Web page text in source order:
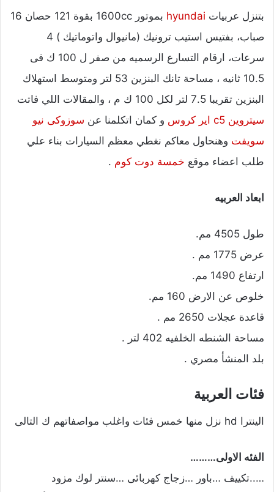
بتنزل عربيات hyundai
بموتور 1600cc بقوة 121 حصان 16
صباب، بفتيس استيب ترونيك (مانيوال واتوماتيك ) 4
سرعات، ارقام التسارع الرسميه من صفر ل 100 ك فى
10.5 ثانيه ، مساحة تانك البنزين 53 لتر ومتوسط استهلاك
البنزين تقريبا 7.5 لتر لكل 100 ك م ، والمقالات اللي فاتت
سيتروين c5 اير كروس
و كمان اتكلمنا عن سوزوكى نيو
سويفت وهنحاول معاكم نغطي معظم السيارات بناء علي
طلب اعضاء موقع خمسة دوت كوم .
ابعاد العربيه
طول 4505 مم.
عرض 1775 مم .
ارتفاع 1490 مم.
خلوص عن الارض 160 مم.
قاعدة عجلات 2650 مم .
مساحة الشنطه الخلفيه 402 لتر .
بلد المنشأ مصري .
فئات العربية
الينترا hd نزل منها خمس فئات واغلب مواصفاتهم ك التالى
الفئه الاولى………
…..تكييف …باور …زجاج كهربائى …سنتر لوك مزود